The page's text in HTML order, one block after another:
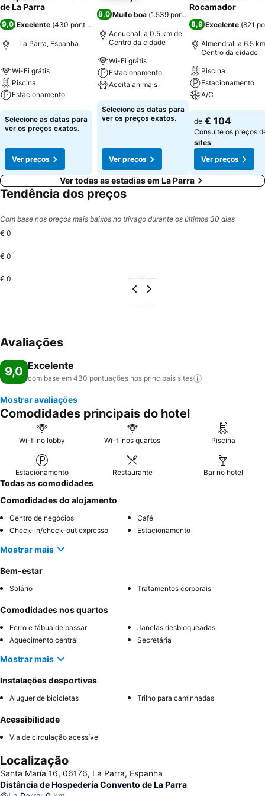
de La Parra
9,0 Excelente (430 pontuações
La Parra, Espanha
Wi-Fi grátis
Piscina
Estacionamento
Ver preços
Selecione as datas para
ver os preços exatos.
Ver preços
8,0 Muito boa (1.539 pontuações
Aceuchal, a 0.5 km de
Centro da cidade
Wi-Fi grátis
Estacionamento
Aceita animais
Ver preços
Selecione as datas para
ver os preços exatos.
Ver preços
Rocamador
8,9 Excelente (821
Almendral, a 6.5
Centro da cidade
Piscina
Estacionamento
A/C
Ver preços
de € 104
Consulte os preços
sites
Ver preços
Ver todas as estadias em La Parra
Tendência dos preços
Com base nos preços mais baixos no trivago durante os últimos 30 dias
€ 0
€ 0
€ 0
Avaliações
9,0 Excelente
com base em 430 pontuações nos principais sites
Mostrar avaliações
Comodidades principais do hotel
Wi-fi no lobby Wi-fi nos quartos Piscina
Estacionamento Restaurante Bar no hotel
Todas as comodidades
Comodidades do alojamento
Centro de negócios
Café
Check-in/check-out expresso
Estacionamento
Mostrar mais
Bem-estar
Solário Tratamentos corporais
Comodidades nos quartos
Ferro e tábua de passar
Janelas desbloqueadas
Aquecimento central
Secretária
Mostrar mais
Instalações desportivas
Aluguer de bicicletas Trilho para caminhadas
Acessibilidade
Via de circulação acessível
Localização
Santa María 16, 06176, La Parra, Espanha
Distância de Hospedería Convento de La Parra